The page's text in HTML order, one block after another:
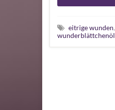
eitrige wunden,
wunderblättchenöl